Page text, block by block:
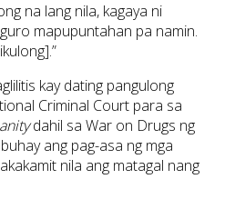
na lang nila, kagaya ni
mapupuntahan pa namin.
kay dating pangulong
Criminal Court para sa
dahil sa War on Drugs ng
ang pag-asa ng mga
nila ang matagal nang